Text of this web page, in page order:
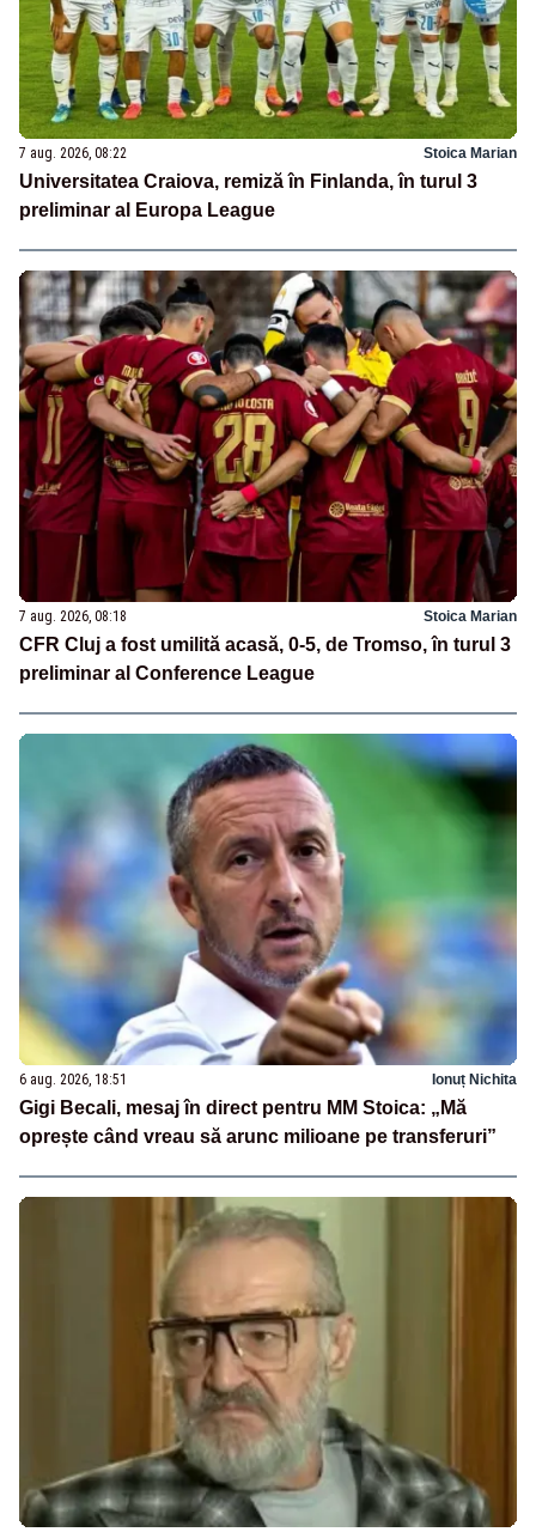
7 aug. 2026, 08:22 Stoica Marian
Universitatea Craiova, remiză în Finlanda, în turul 3
preliminar al Europa League
7 aug. 2026, 08:18 Stoica Marian
CFR Cluj a fost umilită acasă, 0-5, de Tromso, în turul 3
preliminar al Conference League
6 aug. 2026, 18:51 Ionuț Nichita
Gigi Becali, mesaj în direct pentru MM Stoica: „Mă
oprește când vreau să arunc milioane pe transferuri”